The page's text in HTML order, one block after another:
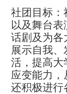
社团目标：
以及舞台表
话剧及为各
展示自我
活，提高大
应变能力，
还积极进行